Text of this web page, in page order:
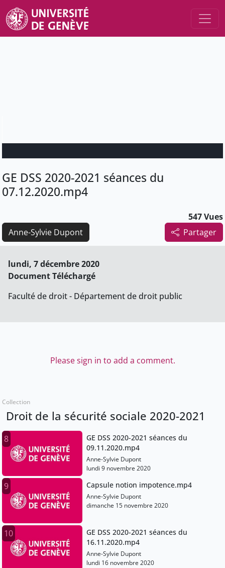
GE DSS 2020-2021 séances du
07.12.2020.mp4
547 Vues
Partager
Anne-Sylvie Dupont
lundi, 7 décembre 2020
Document Téléchargé
Faculté de droit - Département de droit public
Please sign in to add a comment.
Collection
Droit de la sécurité sociale 2020-2021
8
GE DSS 2020-2021 séances du
09.11.2020.mp4
Anne-Sylvie Dupont
lundi 9 novembre 2020
9 Capsule notion impotence.mp4
Anne-Sylvie Dupont
dimanche 15 novembre 2020
10
GE DSS 2020-2021 séances du
16.11.2020.mp4
Anne-Sylvie Dupont
lundi 16 novembre 2020